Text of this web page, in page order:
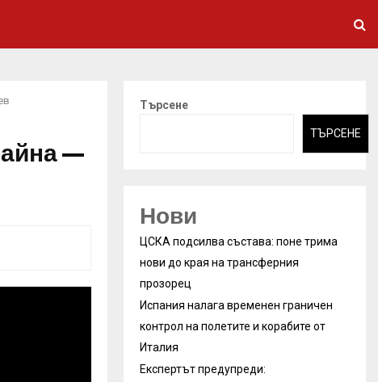
—
Търсене
ТЪРСЕНЕ
Нови
ЦСКА подсилва състава: поне трима
нови до края на трансферния
прозорец
Испания налага временен граничен
контрол на полетите и корабите от
Италия
Експертът предупреди: